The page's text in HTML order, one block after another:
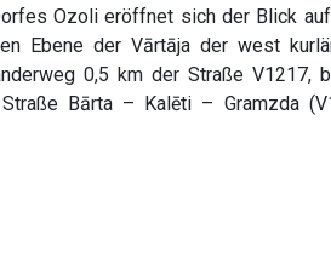
Ozoli eröffnet sich der Blick
Ebene der Vārtāja der west
0,5 km der Straße V1217,
Bārta – Kalēti – Gramzda